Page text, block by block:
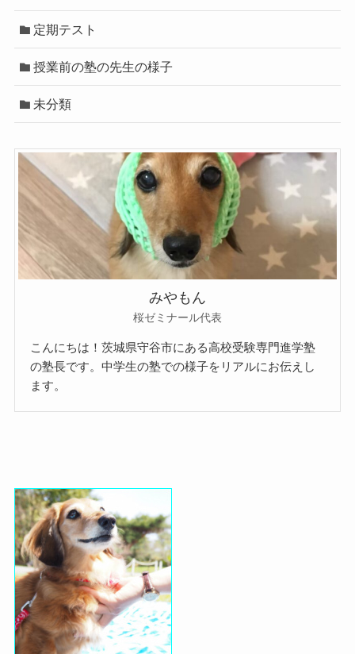
定期テスト
授業前の塾の先生の様子
未分類
みやもん
桜ゼミナール代表
こんにちは！茨城県守谷市にある高校受験専門進学塾
の塾長です。中学生の塾での様子をリアルにお伝えし
ます。